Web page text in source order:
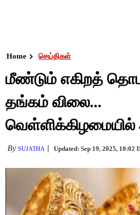
Home செய்திகள்
மீண்டும் எகிறத்
தங்கம் விலை...
வெள்ளிக்கிழமையில்
BySUJATHA Updated: Sep 19, 2025, 10:02